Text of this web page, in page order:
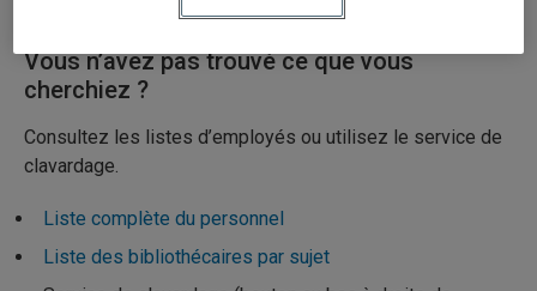
Vous n’avez pas trouvé ce que vous
cherchiez ?
Consultez les listes d’employés ou utilisez le service de
clavardage.
Liste complète du personnel
Liste des bibliothécaires par sujet